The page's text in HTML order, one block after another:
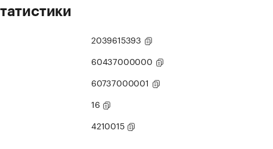
2039615393
60437000000
60737000001
16
4210015